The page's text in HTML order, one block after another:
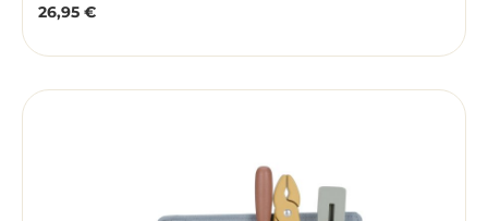
Regulärer Preis:
26,95 €